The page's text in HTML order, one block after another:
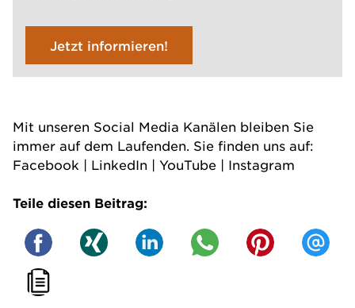
Jetzt informieren!
Mit unseren Social Media Kanälen bleiben Sie
immer auf dem Laufenden. Sie finden uns auf:
Facebook | LinkedIn | YouTube | Instagram
Teile diesen Beitrag: